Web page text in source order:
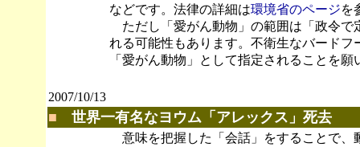
などです。法律の詳細は環境省のページを
ただし「愛がん動物」の範囲は「政令で
れる可能性もあります。不衛生なバード
「愛がん動物」として指定されることを願
2007/10/13
■ 世界一有名なヨウム「アレックス」死去
意味を把握した「会話」をすることで、